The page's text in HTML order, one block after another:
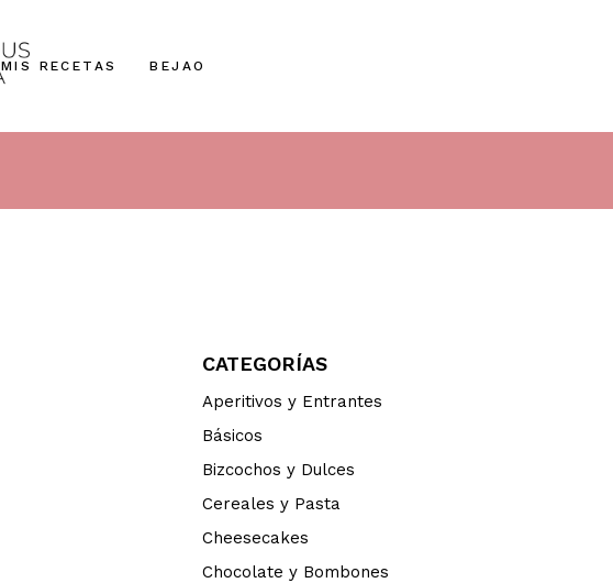
MIS RECETAS BEJAO
CATEGORÍAS
Aperitivos y Entrantes
Básicos
Bizcochos y Dulces
Cereales y Pasta
Cheesecakes
Chocolate y Bombones